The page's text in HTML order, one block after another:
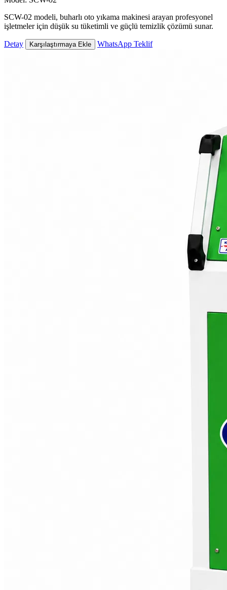
SCW-02 modeli, buharlı oto yıkama makinesi arayan profesyonel
işletmeler için düşük su tüketimli ve güçlü temizlik çözümü sunar.
Detay Karşılaştırmaya Ekle WhatsApp Teklif